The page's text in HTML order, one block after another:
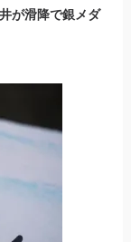
が滑降で銀メダ